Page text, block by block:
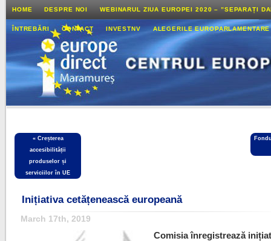
HOME DESPRE NOI WEBINARUL ZIUA EUROPEI 2020 – ”SEPARAȚI
ÎNTREBĂRI CONTACT INVESTNV ALEGERILE
« Creșterea
accesibilității
produselor și
serviciilor în UE
Inițiativa cetățenească europeană
March 17th, 2019
Comisia înregistrează